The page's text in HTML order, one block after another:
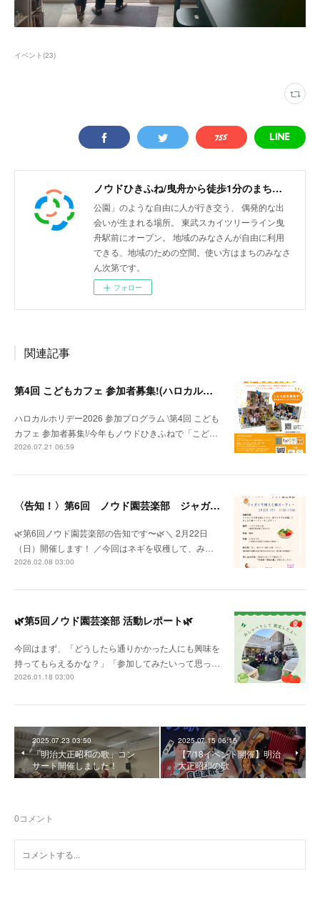
イベント(23)
ノウドひきふね/曳舟から徒歩1分のまちリビング
公園」のような自由に人が行き交う、 偶発的な出
会いが生まれる場所。 東武スカイツリーライン曳
舟駅前にオープン。 地域のみなさんが自由に利用
できる、地域のための空間。使い方はまちのみなさ
ん次第です。
フォロー
関連記事
第4回 こどもカフェ 参加者募集!(ハロカルホリデー2026参加プログラム）
ハロカルホリデー2026 参加プログラム \第4回 こども
カフェ 参加者募集!/今年もノウドひきふねで「こど…
2026.07.21 06:59
〈告知！〉第6回 ノウド園芸楽部 ジャガイモ植え🥔と鍋パーティー🍲⁈
🌿第6回ノウド園芸楽部の告知です〜🌿＼ 2月22日
（日）開催します！ ／今回はネギを収穫して、み…
2026.02.08 03:00
🌿第5回ノウド園芸楽部 活動レポート🌿
今回はまず、「どうしたら通りかかった人にも興味を
持ってもらえるかな？」「参加してみたいって思っ…
2026.01.18 03:00
2025.07.23 03:50
「明治大正昭和の歌」コン
サート開催しました！
2025.07.15 06:15
【7/18イベント開催】明治
大正昭和の歌
0コメント